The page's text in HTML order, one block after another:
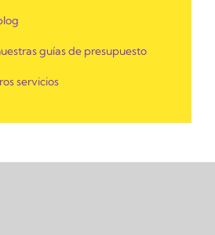
guías de presupuesto
servicios